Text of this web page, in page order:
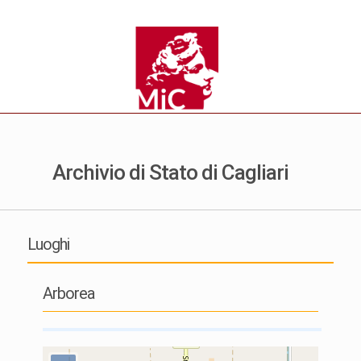
Archivio di Stato di Cagliari
Luoghi
Arborea